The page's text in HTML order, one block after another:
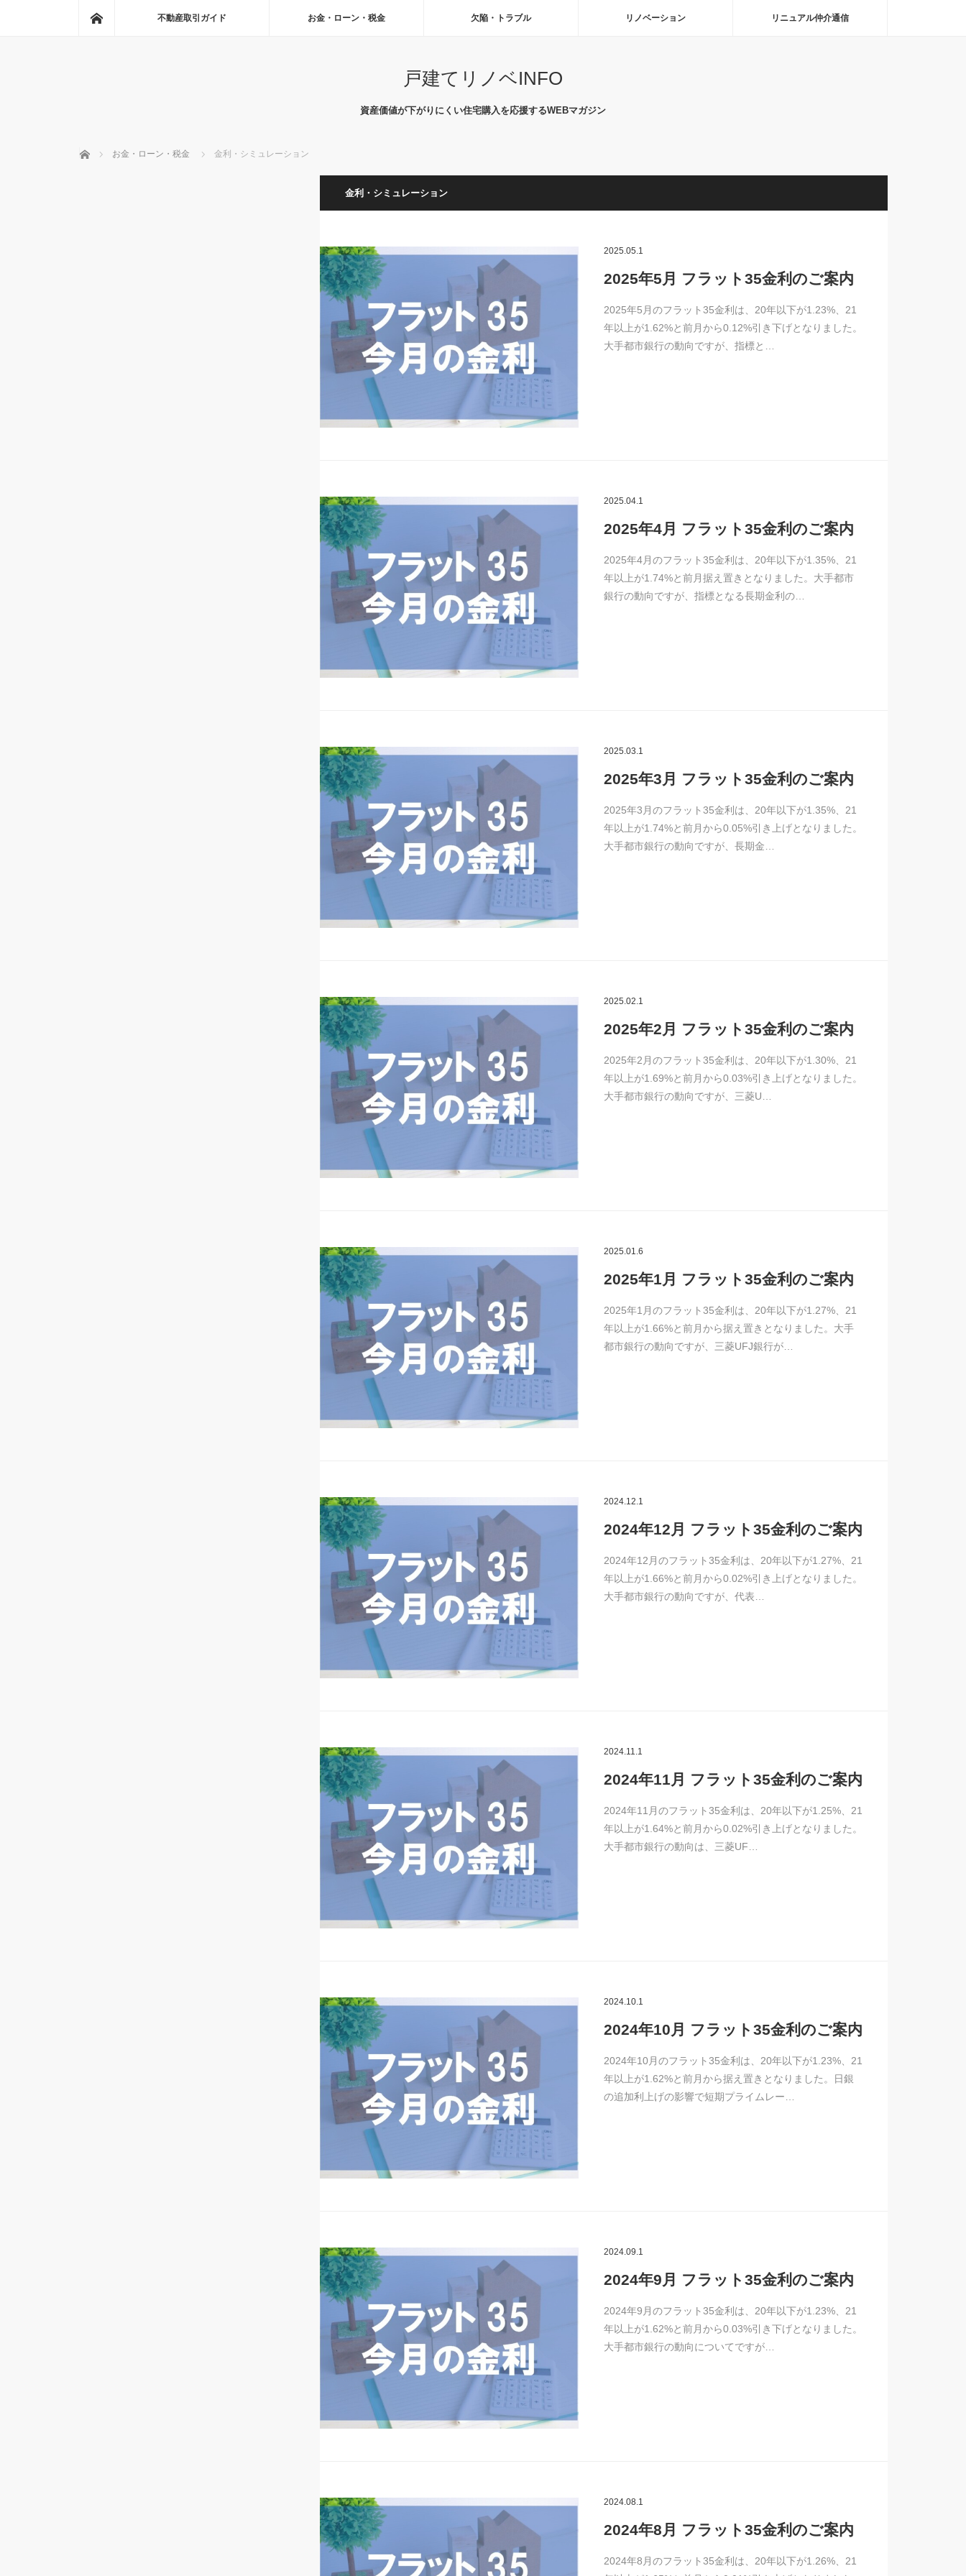
不動産取引ガイド お金・ローン・税金 欠陥・トラブル リノベーション リニュアル仲介通信
戸建てリノベINFO
資産価値が下がりにくい住宅購入を応援するWEBマガジン
ホーム お金・ローン・税金 金利・シミュレーション
金利・シミュレーション
2025.05.1
2025年5月 フラット35金利のご案内
2025年5月のフラット35金利は、20年以下が1.23%、21
年以上が1.62%と前月から0.12%引き下げとなりました。
大手都市銀行の動向ですが、指標と…
2025.04.1
2025年4月 フラット35金利のご案内
2025年4月のフラット35金利は、20年以下が1.35%、21
年以上が1.74%と前月据え置きとなりました。大手都市
銀行の動向ですが、指標となる長期金利の…
2025.03.1
2025年3月 フラット35金利のご案内
2025年3月のフラット35金利は、20年以下が1.35%、21
年以上が1.74%と前月から0.05%引き上げとなりました。
大手都市銀行の動向ですが、長期金…
2025.02.1
2025年2月 フラット35金利のご案内
2025年2月のフラット35金利は、20年以下が1.30%、21
年以上が1.69%と前月から0.03%引き上げとなりました。
大手都市銀行の動向ですが、三菱U…
2025.01.6
2025年1月 フラット35金利のご案内
2025年1月のフラット35金利は、20年以下が1.27%、21
年以上が1.66%と前月から据え置きとなりました。大手
都市銀行の動向ですが、三菱UFJ銀行が…
2024.12.1
2024年12月 フラット35金利のご案内
2024年12月のフラット35金利は、20年以下が1.27%、21
年以上が1.66%と前月から0.02%引き上げとなりました。
大手都市銀行の動向ですが、代表…
2024.11.1
2024年11月 フラット35金利のご案内
2024年11月のフラット35金利は、20年以下が1.25%、21
年以上が1.64%と前月から0.02%引き上げとなりました。
大手都市銀行の動向は、三菱UF…
2024.10.1
2024年10月 フラット35金利のご案内
2024年10月のフラット35金利は、20年以下が1.23%、21
年以上が1.62%と前月から据え置きとなりました。日銀
の追加利上げの影響で短期プライムレー…
2024.09.1
2024年9月 フラット35金利のご案内
2024年9月のフラット35金利は、20年以下が1.23%、21
年以上が1.62%と前月から0.03%引き下げとなりました。
大手都市銀行の動向についてですが…
2024.08.1
2024年8月 フラット35金利のご案内
2024年8月のフラット35金利は、20年以下が1.26%、21